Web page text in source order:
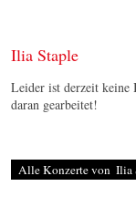
Ilia Staple
Leider ist derzeit keine
daran gearbeitet!